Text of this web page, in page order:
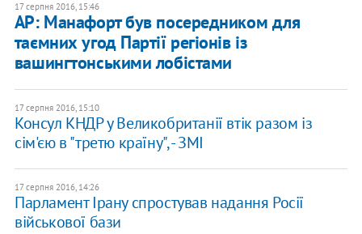
17 серпня 2016, 15:46
AP: Манафорт був посередником для
таємних угод Партії регіонів із
вашингтонськими лобістами
17 серпня 2016, 15:10
Консул КНДР у Великобританії втік разом із
сім'єю в "третю країну", - ЗМІ
17 серпня 2016, 14:26
Парламент Ірану спростував надання Росії
військової бази